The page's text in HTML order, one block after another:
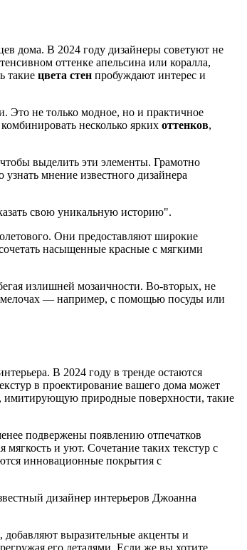
дома. В 2024 году дизайнеры советуют не
оттенке апельсина или коралла,
такие цвета стен пробуждают интерес и
Это не только модное, но и практичное
несколько ярких оттенков,
выделить эти элементы. Грамотно
мнение известного дизайнера
свою уникальную историю".
Они предоставляют широкие
насыщенные красные с мягкими
излишней мозаичности. Во-вторых, не
мелочах — например, с помощью посуды или
В 2024 году в тренде остаются
в проектирование вашего дома может
имитирующую природные поверхности, такие
подвержены появлению отпечатков
мягкость и уют. Сочетание таких текстур с
инновационные покрытия с
дизайнер интерьеров Джоанна
добавляют выразительные акценты и
его деталями. Если же вы хотите